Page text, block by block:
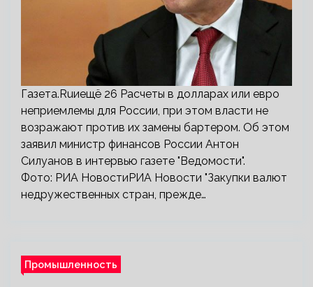
Газета.Ruиещё 26 Расчеты в долларах или евро
неприемлемы для России, при этом власти не
возражают против их замены бартером. Об этом
заявил министр финансов России Антон
Силуанов в интервью газете "Ведомости".
Фото: РИА НовостиРИА Новости "Закупки валют
недружественных стран, прежде…
Промышленность